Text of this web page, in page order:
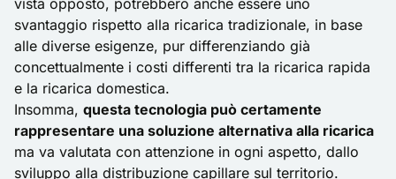
vista opposto, potrebbero anche essere uno
svantaggio rispetto alla ricarica tradizionale, in base
alle diverse esigenze, pur differenziando già
concettualmente i costi differenti tra la ricarica rapida
e la ricarica domestica.
Insomma, questa tecnologia può certamente
rappresentare una soluzione alternativa alla ricarica
ma va valutata con attenzione in ogni aspetto, dallo
sviluppo alla distribuzione capillare sul territorio.